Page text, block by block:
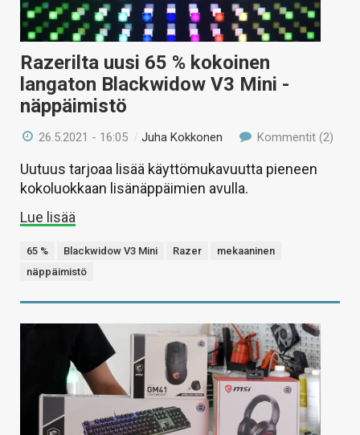
Razerilta uusi 65 % kokoinen
langaton Blackwidow V3 Mini -
näppäimistö
26.5.2021 - 16:05 /Juha Kokkonen Kommentit (2)
Uutuus tarjoaa lisää käyttömukavuutta pieneen
kokoluokkaan lisänäppäimien avulla.
Lue lisää
65 % Blackwidow V3 Mini Razer
mekaaninen
näppäimistö